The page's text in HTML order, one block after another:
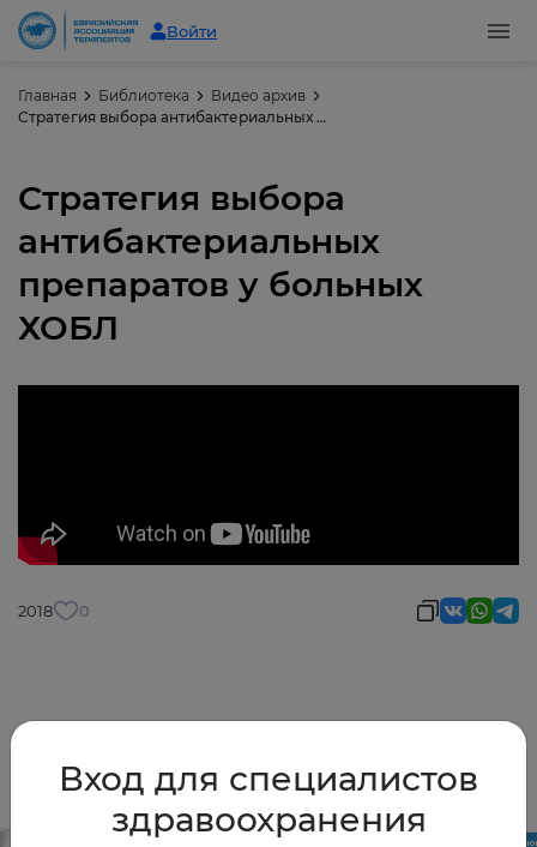
Войти
Главная Библиотека
Видео архив
Стратегия выбора антибактериальных препаратов у больных ХОБЛ
Стратегия выбора
антибактериальных
препаратов у больных
ХОБЛ
2018 0
Вход для специалистов
здравоохранения